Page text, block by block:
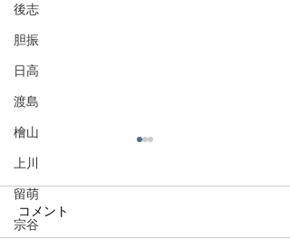
後志
胆振
日高
渡島
檜山
上川
留萌
宗谷
コメント